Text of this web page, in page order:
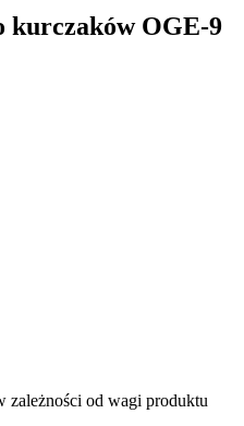
kurczaków OGE-9
zależności od wagi produktu